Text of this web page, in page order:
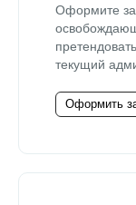
Оформите
текущий
Оформить